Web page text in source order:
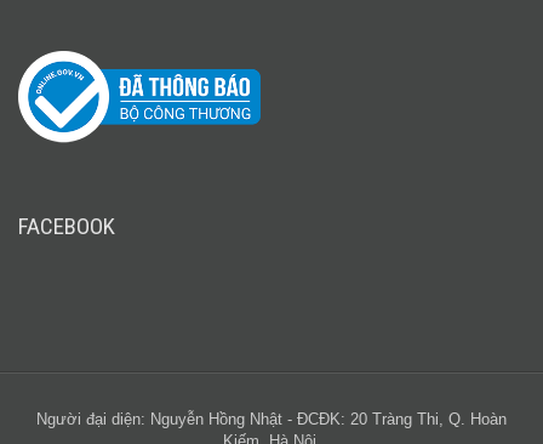
FACEBOOK
Người đại diện: Nguyễn Hồng Nhật - ĐCĐK: 20 Tràng Thi, Q. Hoàn